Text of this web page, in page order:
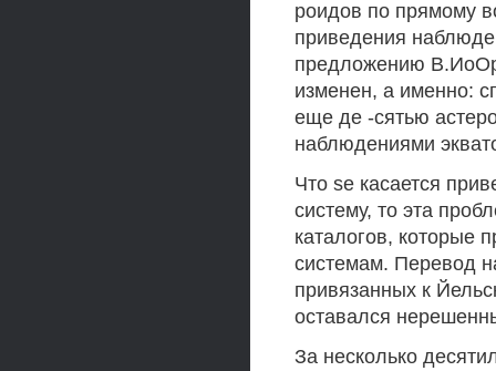
роидов по прямому
приведения
предложению
изменен, а именно:
еще де -сятью
наблюдениями
Что se касается
систему, то эта
каталогов, которые
системам. Перевод
привязанных к
оставался
За несколько